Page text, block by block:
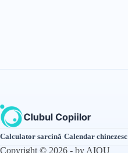
Calculator sarcină·Calendar chinezesc
Copyright © 2026 - by AIQU